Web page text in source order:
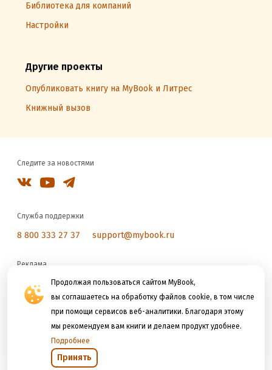
Продолжая пользоваться сайтом MyBook,
вы соглашаетесь на обработку файлов cookie, в том числе
при помощи сервисов веб-аналитики. Благодаря этому
мы рекомендуем вам книги и делаем продукт удобнее.
Подробнее
Принять
Библиотека для компаний
Настройки
Другие проекты
Опубликовать книгу на MyBook и Литрес
Книжный вызов
Следите за новостями
Служба поддержки
8 800 333 27 37 support@mybook.ru
Реклама
reklama@litres.ru
Мы принимаем к оплате
Открыть в приложении